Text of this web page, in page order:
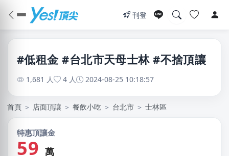
刊登
#低租金 #台北市天母士林 #不捨頂讓
1,681 人 4 人 2024-08-25 10:18:57
首頁 ＞ 店面頂讓 ＞ 餐飲小吃 ＞ 台北市 ＞ 士林區
特惠頂讓金
59 萬